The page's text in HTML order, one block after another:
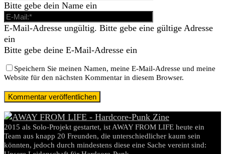
Bitte gebe dein Name ein
E-Mail-Adresse ungültig. Bitte gebe eine gültige Adresse
ein
Bitte gebe deine E-Mail-Adresse ein
Speichern Sie meinen Namen, meine E-Mail-Adresse und meine
Website für den nächsten Kommentar in diesem Browser.
2015 als Solo-Projekt gestartet, ist AWAY FROM LIFE heute ein
Team aus knapp 20 Freunden, die unterschiedlicher kaum sein
könnten, jedoch durch mindestens diese eine Sache vereint sind: